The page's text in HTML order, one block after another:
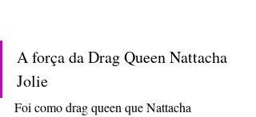
A força da Drag Queen Nattacha
Jolie
Foi como drag queen que Nattacha